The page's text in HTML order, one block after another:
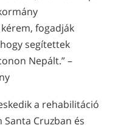
fogadják
segítettek
Nepált.” –
a rehabilitáció
Cruzban és